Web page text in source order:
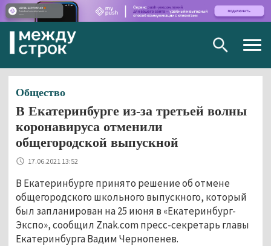
Общество
В Екатеринбурге из-за третьей волны
коронавируса отменили
общегородской выпускной
17.06.2021 13:52
В Екатеринбурге принято решение об отмене
общегородского школьного выпускного, который
был запланирован на 25 июня в «Екатеринбург-
Экспо», сообщил Znak.com пресс-секретарь главы
Екатеринбурга Вадим Чернопенев.